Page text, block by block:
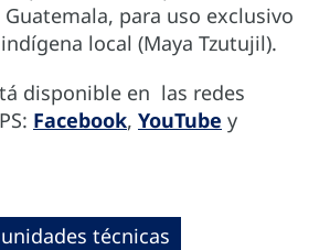
para uso exclusivo
local (Maya Tzutujil).
disponible en las redes
Facebook, YouTube y
técnicas